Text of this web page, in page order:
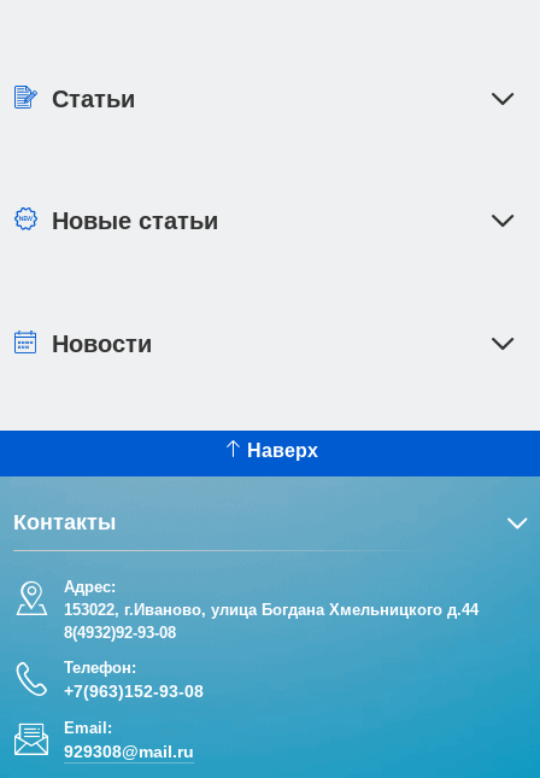
Статьи
Новые статьи
Новости
Наверх
Контакты
Адрес:
153022, г.Иваново, улица Богдана Хмельницкого д.44
8(4932)92-93-08
Телефон:
+7(963)152-93-08
Email:
929308@mail.ru